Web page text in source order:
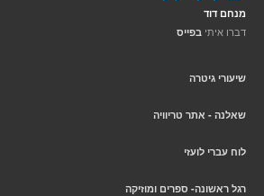
מנחם דוד
דברו איתי בפייס
שיעורי גיטרה
שאלנה - אתר טריוויה
לוח עברי לועזי
רגל ראשונה- ספרים ומוזיקה